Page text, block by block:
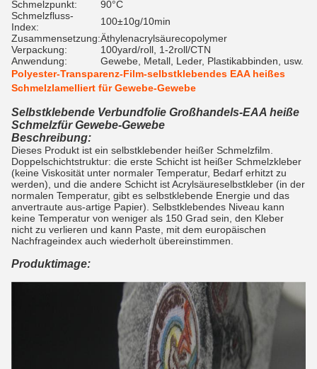
Schmelzpunkt:
90°C
Schmelzfluss-
Index:
100±10g/10min
Zusammensetzung:Äthylenacrylsäurecopolymer
Verpackung:
100yard/roll, 1-2roll/CTN
Anwendung:
Gewebe, Metall, Leder, Plastikabbinden, usw.
Polyester-Transparenz-Film-selbstklebendes EAA heißes
Schmelzlamelliert für Gewebe-Gewebe
Selbstklebende Verbundfolie Großhandels-EAA heiße
Schmelzfür Gewebe-Gewebe
Beschreibung:
Dieses Produkt ist ein selbstklebender heißer Schmelzfilm.
Doppelschichtstruktur: die erste Schicht ist heißer Schmelzkleber
(keine Viskosität unter normaler Temperatur, Bedarf erhitzt zu
werden), und die andere Schicht ist Acrylsäureselbstkleber (in der
normalen Temperatur, gibt es selbstklebende Energie und das
anvertraute aus-artige Papier). Selbstklebendes Niveau kann
keine Temperatur von weniger als 150 Grad sein, den Kleber
nicht zu verlieren und kann Paste, mit dem europäischen
Nachfrageindex auch wiederholt übereinstimmen.
Produktimage: